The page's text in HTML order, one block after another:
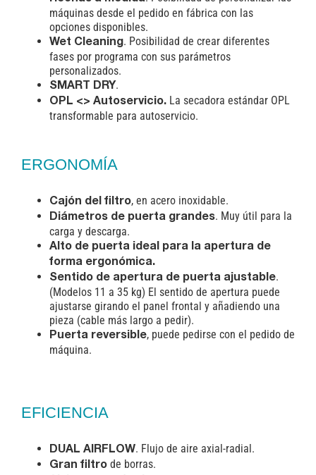
máquinas desde el pedido en fábrica con las
opciones disponibles.
Wet Cleaning. Posibilidad de crear diferentes
fases por programa con sus parámetros
personalizados.
SMART DRY.
OPL <> Autoservicio. La secadora estándar OPL
transformable para autoservicio.
ERGONOMÍA
Cajón del filtro, en acero inoxidable.
Diámetros de puerta grandes. Muy útil para la
carga y descarga.
Alto de puerta ideal para la apertura de
forma ergonómica.
Sentido de apertura de puerta ajustable.
(Modelos 11 a 35 kg) El sentido de apertura puede
ajustarse girando el panel frontal y añadiendo una
pieza (cable más largo a pedir).
Puerta reversible, puede pedirse con el pedido de
máquina.
EFICIENCIA
DUAL AIRFLOW. Flujo de aire axial-radial.
Gran filtrode borras.